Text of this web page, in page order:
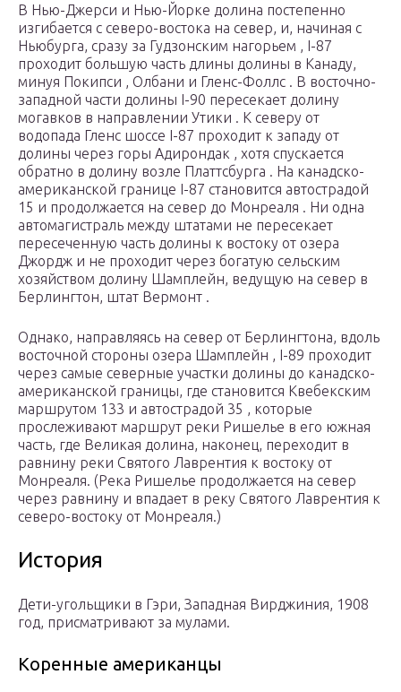
В Нью-Джерси и Нью-Йорке долина постепенно
изгибается с северо-востока на север, и, начиная с
Ньюбурга, сразу за Гудзонским нагорьем , I-87
проходит большую часть длины долины в Канаду,
минуя Покипси , Олбани и Гленс-Фоллс . В восточно-
западной части долины I-90 пересекает долину
могавков в направлении Утики . К северу от
водопада Гленс шоссе I-87 проходит к западу от
долины через горы Адирондак , хотя спускается
обратно в долину возле Платтсбурга . На канадско-
американской границе I-87 становится автострадой
15 и продолжается на север до Монреаля . Ни одна
автомагистраль между штатами не пересекает
пересеченную часть долины к востоку от озера
Джордж и не проходит через богатую сельским
хозяйством долину Шамплейн, ведущую на север в
Берлингтон, штат Вермонт .
Однако, направляясь на север от Берлингтона, вдоль
восточной стороны озера Шамплейн , I-89 проходит
через самые северные участки долины до канадско-
американской границы, где становится Квебекским
маршрутом 133 и автострадой 35 , которые
прослеживают маршрут реки Ришелье в его южная
часть, где Великая долина, наконец, переходит в
равнину реки Святого Лаврентия к востоку от
Монреаля. (Река Ришелье продолжается на север
через равнину и впадает в реку Святого Лаврентия к
северо-востоку от Монреаля.)
История
Дети-угольщики в Гэри, Западная Вирджиния, 1908
год, присматривают за мулами.
Коренные американцы